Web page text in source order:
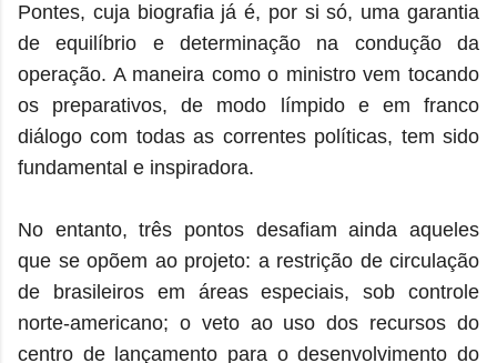
Pontes, cuja biografia já é, por si só, uma garantia
de equilíbrio e determinação na condução da
operação. A maneira como o ministro vem tocando
os preparativos, de modo límpido e em franco
diálogo com todas as correntes políticas, tem sido
fundamental e inspiradora.
No entanto, três pontos desafiam ainda aqueles
que se opõem ao projeto: a restrição de circulação
de brasileiros em áreas especiais, sob controle
norte-americano; o veto ao uso dos recursos do
centro de lançamento para o desenvolvimento do